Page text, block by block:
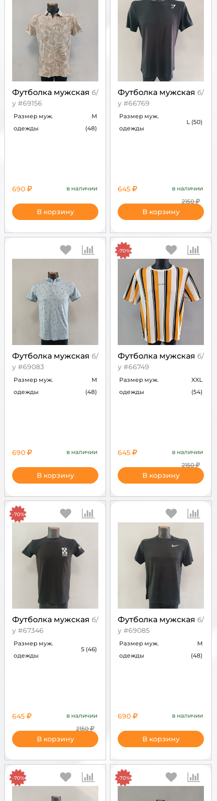
Футболка мужская б/
у #69156
Размер муж.
одежды
M
(48)
690 в наличии
В корзину
Футболка мужская б/
у #66769
Размер муж.
одежды
L (50)
645
в наличии
2150
В корзину
Футболка мужская б/
у #69083
Размер муж.
одежды
M
(48)
690 в наличии
В корзину
Футболка мужская б/
у #66749
Размер муж.
одежды
XXL
(54)
-70%
645
в наличии
2150
В корзину
Футболка мужская б/
у #67346
Размер муж.
одежды
S (46)
-70%
645
в наличии
2150
В корзину
Футболка мужская б/
у #69085
Размер муж.
одежды
M
(48)
690 в наличии
В корзину
-70% -70%